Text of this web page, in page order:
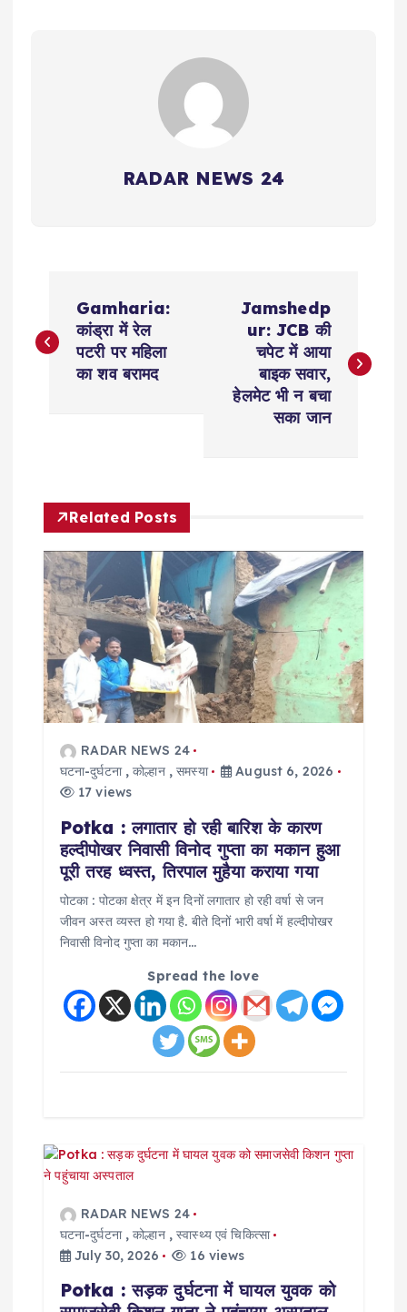
RADAR NEWS 24
o
a
v
g
a
t
Gamharia:
कांड्रा में रेल
पटरी पर महिला
का शव बरामद
Jamshedp
ur: JCB की
चपेट में आया
बाइक सवार,
हेलमेट भी न बचा
सका जान
Related Posts
RADAR NEWS 24
घटना-दुर्घटना,कोल्हान,समस्या
August 6, 2026
17 views
Potka : लगातार हो रही बारिश के कारण
हल्दीपोखर निवासी विनोद गुप्ता का मकान हुआ
पूरी तरह ध्वस्त, तिरपाल मुहैया कराया गया
पोटका : पोटका क्षेत्र में इन दिनों लगातार हो रही वर्षा से जन
जीवन अस्त व्यस्त हो गया है. बीते दिनों भारी वर्षा में हल्दीपोखर
निवासी विनोद गुप्ता का मकान…
Spread the love
RADAR NEWS 24
घटना-दुर्घटना,कोल्हान,स्वास्थ्य एवं चिकित्सा
July 30, 2026
16 views
Potka : सड़क दुर्घटना में घायल युवक को